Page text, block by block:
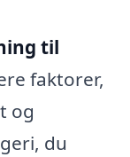
til
faktorer,
og
du